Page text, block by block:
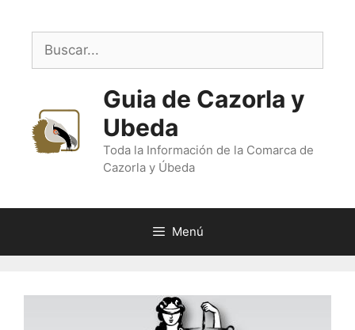
contenido
Buscar:
Guia de Cazorla y
Ubeda
Toda la Información de la Comarca de
Cazorla y Úbeda
Menú